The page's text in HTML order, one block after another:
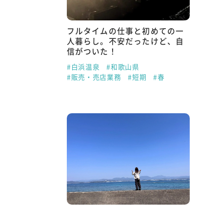
フルタイムの仕事と初めての一
人暮らし。不安だったけど、自
信がついた！
#白浜温泉
#和歌山県
#販売・売店業務
#短期 #春